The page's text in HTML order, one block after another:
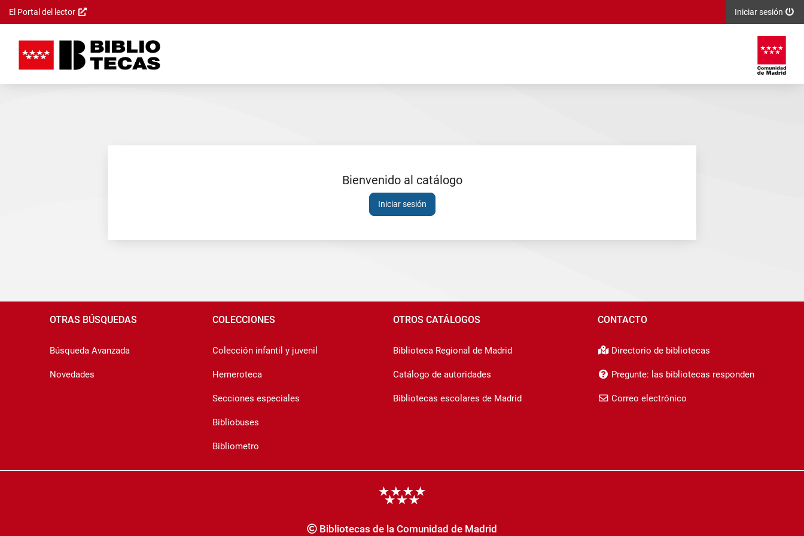
Saltar al
principal
El Portal del lector Iniciar sesión
Sesión
expirada
Bienvenido al catálogo
Iniciar sesión
OTRAS BÚSQUEDAS
Búsqueda Avanzada
Novedades
COLECCIONES
Colección infantil y juvenil
Hemeroteca
Secciones especiales
Bibliobuses
Bibliometro
OTROS CATÁLOGOS
Biblioteca Regional de Madrid
Catálogo de autoridades
Bibliotecas escolares de Madrid
CONTACTO
Directorio de bibliotecas
Pregunte: las bibliotecas responden
Correo electrónico
Bibliotecas de la Comunidad de Madrid